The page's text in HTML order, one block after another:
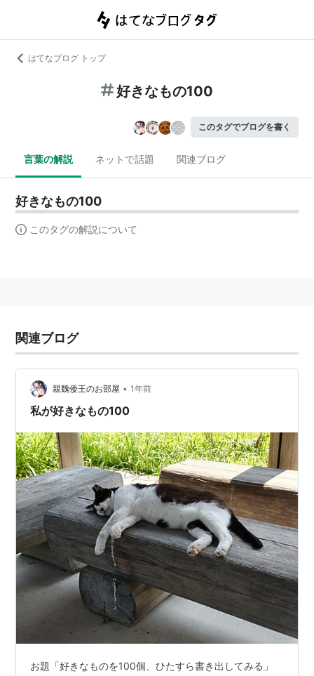
はてなブログ トップ
好きなもの100
このタグでブログを書く
言葉の解説 ネットで話題 関連ブログ
好きなもの100
このタグの解説について
関連ブログ
親魏倭王のお部屋 • 1年前
私が好きなもの100
お題「好きなものを100個、ひたすら書き出してみる」